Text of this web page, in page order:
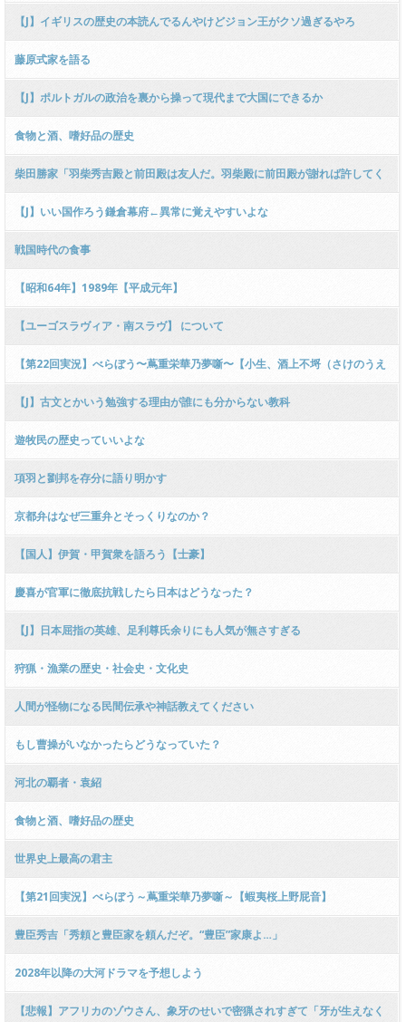
【J】イギリスの歴史の本読んでるんやけどジョン王がクソ過ぎるやろ
藤原式家を語る
【J】ポルトガルの政治を裏から操って現代まで大国にできるか
食物と酒、嗜好品の歴史
柴田勝家「羽柴秀吉殿と前田殿は友人だ。羽柴殿に前田殿が謝れば許してく
れるであろう。」
【J】いい国作ろう鎌倉幕府←異常に覚えやすいよな
戦国時代の食事
【昭和64年】1989年【平成元年】
【ユーゴスラヴィア・南スラヴ】 について
【第22回実況】べらぼう〜蔦重栄華乃夢噺〜【小生、酒上不埒（さけのうえ
のふらち）にて】
【J】古文とかいう勉強する理由が誰にも分からない教科
遊牧民の歴史っていいよな
項羽と劉邦を存分に語り明かす
京都弁はなぜ三重弁とそっくりなのか？
【国人】伊賀・甲賀衆を語ろう【士豪】
慶喜が官軍に徹底抗戦したら日本はどうなった？
【J】日本屈指の英雄、足利尊氏余りにも人気が無さすぎる
狩猟・漁業の歴史・社会史・文化史
人間が怪物になる民間伝承や神話教えてください
もし曹操がいなかったらどうなっていた？
河北の覇者・袁紹
食物と酒、嗜好品の歴史
世界史上最高の君主
【第21回実況】べらぼう～蔦重栄華乃夢噺～【蝦夷桜上野屁音】
豊臣秀吉「秀頼と豊臣家を頼んだぞ。“豊臣”家康よ…」
2028年以降の大河ドラマを予想しよう
【悲報】アフリカのゾウさん、象牙のせいで密猟されすぎて「牙が生えなく